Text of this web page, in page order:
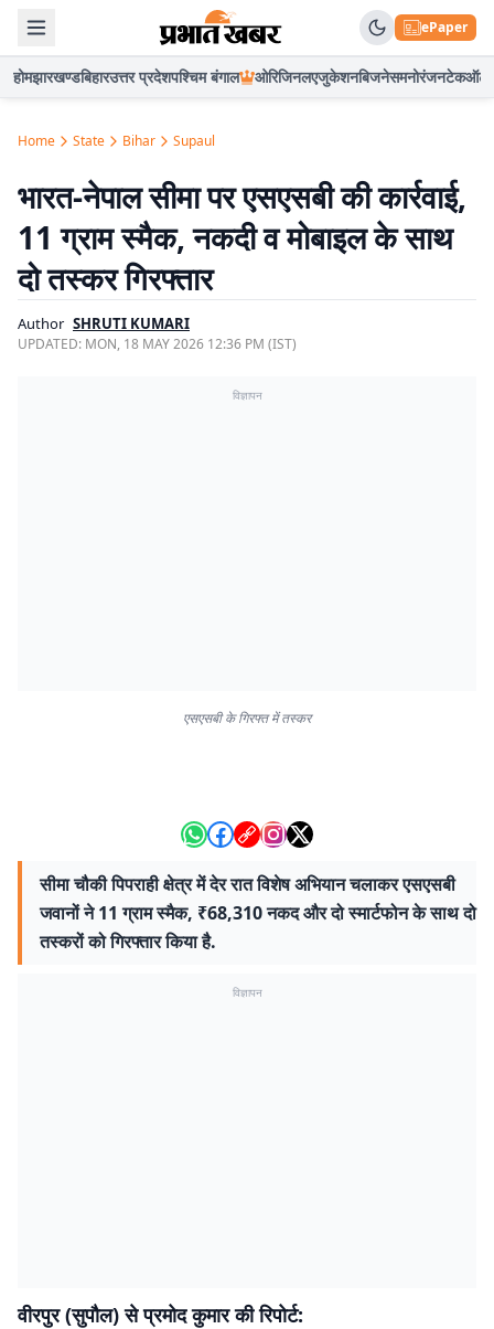
ePaper
होमझारखण्डबिहारउत्तर प्रदेशपश्चिम बंगाल ओरिजिनलएजुकेशनबिजनेसमनोरंजनटेकऑटो
Home State Bihar Supaul
भारत-नेपाल सीमा पर एसएसबी की कार्रवाई,
11 ग्राम स्मैक, नकदी व मोबाइल के साथ
दो तस्कर गिरफ्तार
Author SHRUTI KUMARI
UPDATED: MON, 18 MAY 2026 12:36 PM (IST)
विज्ञापन
एसएसबी के गिरफ्त में तस्कर
सीमा चौकी पिपराही क्षेत्र में देर रात विशेष अभियान चलाकर एसएसबी
जवानों ने 11 ग्राम स्मैक, ₹68,310 नकद और दो स्मार्टफोन के साथ दो
तस्करों को गिरफ्तार किया है.
विज्ञापन
वीरपुर (सुपौल) से प्रमोद कुमार की रिपोर्ट: